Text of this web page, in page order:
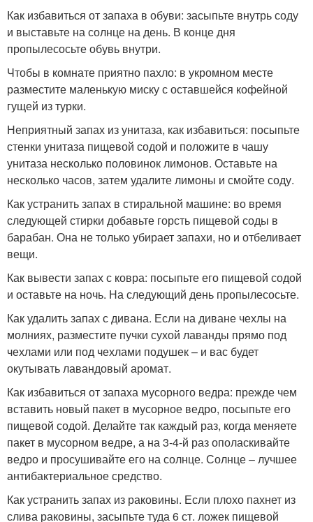
Как избавиться от запаха в обуви: засыпьте внутрь соду
и выставьте на солнце на день. В конце дня
пропылесосьте обувь внутри.
Чтобы в комнате приятно пахло: в укромном месте
разместите маленькую миску с оставшейся кофейной
гущей из турки.
Неприятный запах из унитаза, как избавиться: посыпьте
стенки унитаза пищевой содой и положите в чашу
унитаза несколько половинок лимонов. Оставьте на
несколько часов, затем удалите лимоны и смойте соду.
Как устранить запах в стиральной машине: во время
следующей стирки добавьте горсть пищевой соды в
барабан. Она не только убирает запахи, но и отбеливает
вещи.
Как вывести запах с ковра: посыпьте его пищевой содой
и оставьте на ночь. На следующий день пропылесосьте.
Как удалить запах с дивана. Если на диване чехлы на
молниях, разместите пучки сухой лаванды прямо под
чехлами или под чехлами подушек – и вас будет
окутывать лавандовый аромат.
Как избавиться от запаха мусорного ведра: прежде чем
вставить новый пакет в мусорное ведро, посыпьте его
пищевой содой. Делайте так каждый раз, когда меняете
пакет в мусорном ведре, а на 3-4-й раз ополаскивайте
ведро и просушивайте его на солнце. Солнце – лучшее
антибактериальное средство.
Как устранить запах из раковины. Если плохо пахнет из
слива раковины, засыпьте туда 6 ст. ложек пищевой